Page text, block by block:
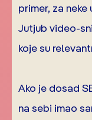
primer, za
Jutjub video-
koje su
Ako je dosad
na sebi imao